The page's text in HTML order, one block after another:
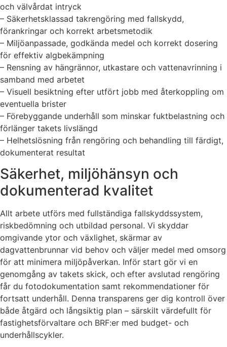
och välvårdat intryck
– Säkerhetsklassad takrengöring med fallskydd,
förankringar och korrekt arbetsmetodik
– Miljöanpassade, godkända medel och korrekt dosering
för effektiv algbekämpning
– Rensning av hängrännor, utkastare och vattenavrinning i
samband med arbetet
– Visuell besiktning efter utfört jobb med återkoppling om
eventuella brister
– Förebyggande underhåll som minskar fuktbelastning och
förlänger takets livslängd
– Helhetslösning från rengöring och behandling till färdigt,
dokumenterat resultat
Säkerhet, miljöhänsyn och
dokumenterad kvalitet
Allt arbete utförs med fullständiga fallskyddssystem,
riskbedömning och utbildad personal. Vi skyddar
omgivande ytor och växlighet, skärmar av
dagvattenbrunnar vid behov och väljer medel med omsorg
för att minimera miljöpåverkan. Inför start gör vi en
genomgång av takets skick, och efter avslutad rengöring
får du fotodokumentation samt rekommendationer för
fortsatt underhåll. Denna transparens ger dig kontroll över
både åtgärd och långsiktig plan – särskilt värdefullt för
fastighetsförvaltare och BRF:er med budget- och
underhållscykler.